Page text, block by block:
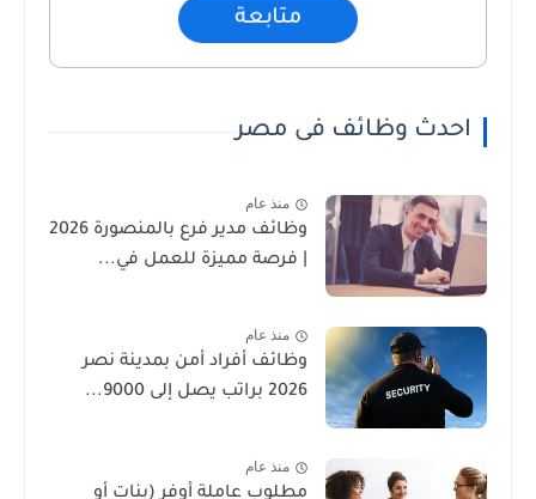
متابعة
احدث وظائف فى مصر
منذ عام
وظائف مدير فرع بالمنصورة 2026
| فرصة مميزة للعمل في...
منذ عام
وظائف أفراد أمن بمدينة نصر
2026 براتب يصل إلى 9000...
منذ عام
مطلوب عاملة أوفر (بنات أو